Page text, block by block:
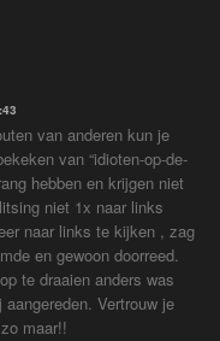
van anderen kun je
van “idioten-op-de-
hebben en krijgen niet
niet 1x naar links
naar links te kijken , zag
en gewoon doorreed.
te draaien anders was
Vertrouw je
maar!!